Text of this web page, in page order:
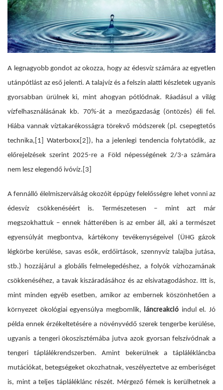
A legnagyobb gondot az okozza, hogy az édesvíz számára az egyetlen
utánpótlást az eső jelenti. A talajvíz és a felszín alatti készletek ugyanis
gyorsabban ürülnek ki, mint ahogyan pótlódnak. Ráadásul a világ
vízfelhasználásának kb. 70%-át a mezőgazdaság (öntözés) éli fel.
Hiába vannak víztakarékosságra törekvő módszerek (pl. csepegtetős
technika, [1] Waterboxx [2] ), ha a jelenlegi tendencia folytatódik, az
előrejelzések szerint 2025-re a Föld népességének 2/3-a számára
nem lesz elegendő ivóvíz. [3]
A fennálló élelmiszerválság okozóit éppúgy felelősségre lehet vonni az
édesvíz csökkenéséért is. Természetesen – mint azt már
megszokhattuk – ennek hátterében is az ember áll, aki a természet
egyensúlyát megbontva, kártékony tevékenységeivel (ÜHG gázok
légkörbe kerülése, savas esők, erdőirtások, szennyvíz talajba jutása,
stb.) hozzájárul a globális felmelegedéshez, a folyók vízhozamának
csökkenéséhez, a tavak kiszáradásához és az elsivatagodáshoz. Itt is,
mint minden egyéb esetben, amikor az embernek köszönhetően a
környezet ökológiai egyensúlya megbomlik,
láncreakció indul el. Jó
példa ennek érzékeltetésére a növényvédő szerek tengerbe kerülése,
ugyanis a tengeri ökoszisztémába jutva azok gyorsan felszívódnak a
tengeri táplálékrendszerben. Amint bekerülnek a táplálékláncba
mutációkat, betegségeket okozhatnak, veszélyeztetve az emberiséget
is, mint a teljes tápláléklánc részét. Mérgező fémek is kerülhetnek a